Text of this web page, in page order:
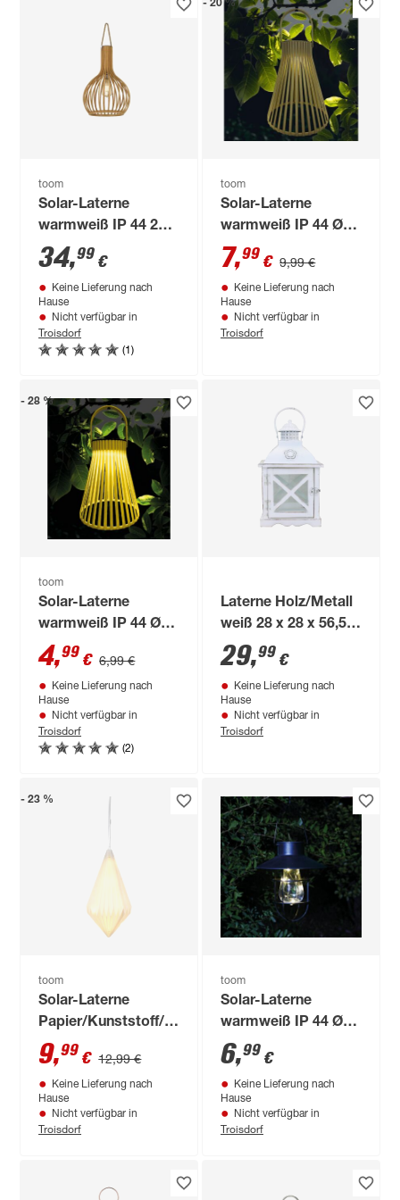
toom
Solar-Laterne
warmweiß IP 44 27 x
40 cm
34,99 €
Keine Lieferung nach
Hause
Nicht verfügbar in
Troisdorf
(1)
- 20 %
toom
Solar-Laterne
warmweiß IP 44 Ø
15 x 26 cm
7,99 € 9,99 €
Keine Lieferung nach
Hause
Nicht verfügbar in
Troisdorf
- 28 %
toom
Solar-Laterne
warmweiß IP 44 Ø
15 x 26 cm
4,99 € 6,99 €
Keine Lieferung nach
Hause
Nicht verfügbar in
Troisdorf
(2)
Laterne Holz/Metall
weiß 28 x 28 x 56,5
cm
29,99 €
Keine Lieferung nach
Hause
Nicht verfügbar in
Troisdorf
- 23 %
toom
Solar-Laterne
Papier/Kunststoff/Metall
weiß 22 x 40 cm
9,99 € 12,99 €
Keine Lieferung nach
Hause
Nicht verfügbar in
Troisdorf
toom
Solar-Laterne
warmweiß IP 44 Ø
18 x 20 cm
6,99 €
Keine Lieferung nach
Hause
Nicht verfügbar in
Troisdorf